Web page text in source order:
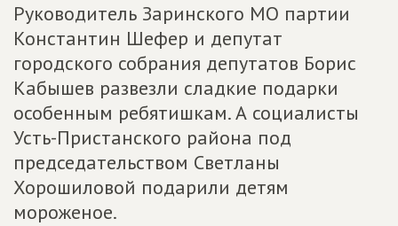
Руководитель Заринского МО партии
Константин Шефер и депутат
городского собрания депутатов Борис
Кабышев развезли сладкие подарки
особенным ребятишкам. А социалисты
Усть-Пристанского района под
председательством Светланы
Хорошиловой подарили детям
мороженое.